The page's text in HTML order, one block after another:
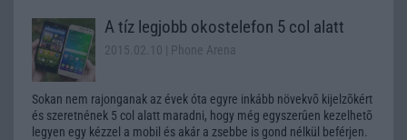
A tíz legjobb okostelefon 5 col alatt
2015.02.10 | Phone Arena
Sokan nem rajonganak az évek óta egyre inkább növekvõ kijelzõkért
és szeretnének 5 col alatt maradni, hogy még egyszerûen kezelhetõ
legyen egy kézzel a mobil és akár a zsebbe is gond nélkül beférjen.